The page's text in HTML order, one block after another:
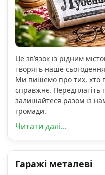
Це зв’язок із рідним
творять наше
Ми пишемо про тих, хто
справжнє. Передплатіть
залишайтеся разом із
громади.
Читати далі...
Гаражі металеві